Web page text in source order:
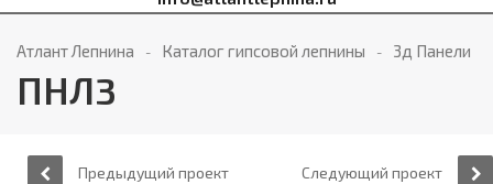
Атлант Лепнина Каталог гипсовой лепнины 3д Панели
ПНЛ3
Предыдущий проект Следующий проект